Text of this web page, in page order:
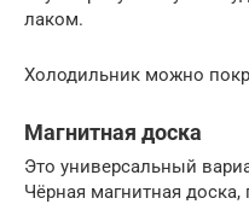
лаком.
Холодильник можно
Магнитная доска
Это универсальный
Чёрная магнитная доска,